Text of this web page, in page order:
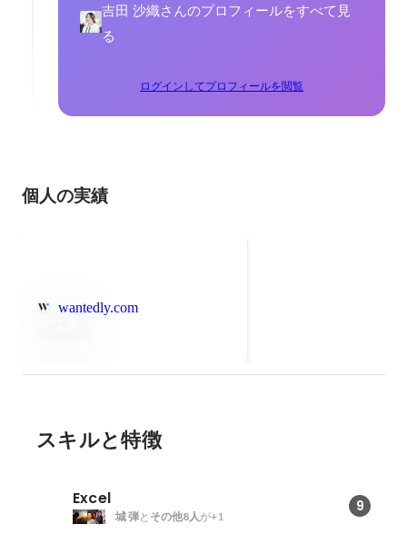
吉田 沙織さんのプロフィールをすべて見
る
ログインしてプロフィールを閲覧
個人の実績
wantedly.com
スキルと特徴
Excel 9
城 弾と その他8人 が+1